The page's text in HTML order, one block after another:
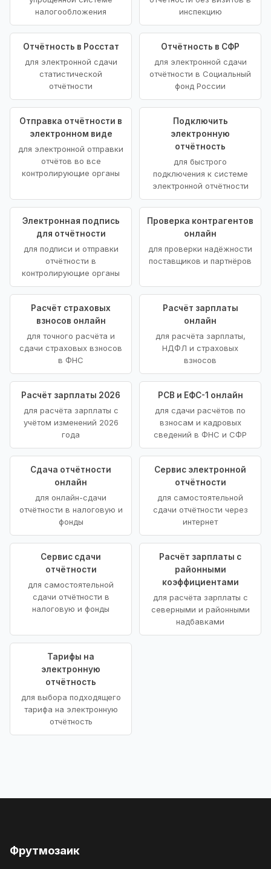
налогообложения
инспекцию
Отчётность в Росстат
для электронной сдачи
статистической
отчётности
Отчётность в СФР
для электронной сдачи
отчётности в Социальный
фонд России
Отправка отчётности в
электронном виде
для электронной отправки
отчётов во все
контролирующие органы
Подключить
электронную
отчётность
для быстрого
подключения к системе
электронной отчётности
Электронная подпись
для отчётности
для подписи и отправки
отчётности в
контролирующие органы
Проверка контрагентов
онлайн
для проверки надёжности
поставщиков и партнёров
Расчёт страховых
взносов онлайн
для точного расчёта и
сдачи страховых взносов
в ФНС
Расчёт зарплаты
онлайн
для расчёта зарплаты,
НДФЛ и страховых
взносов
Расчёт зарплаты 2026
для расчёта зарплаты с
учётом изменений 2026
года
РСВ и ЕФС-1 онлайн
для сдачи расчётов по
взносам и кадровых
сведений в ФНС и СФР
Сдача отчётности
онлайн
для онлайн-сдачи
отчётности в налоговую и
фонды
Сервис электронной
отчётности
для самостоятельной
сдачи отчётности через
интернет
Сервис сдачи
отчётности
для самостоятельной
сдачи отчётности в
налоговую и фонды
Расчёт зарплаты с
районными
коэффициентами
для расчёта зарплаты с
северными и районными
надбавками
Тарифы на
электронную
отчётность
для выбора подходящего
тарифа на электронную
отчётность
Фрутмозаик